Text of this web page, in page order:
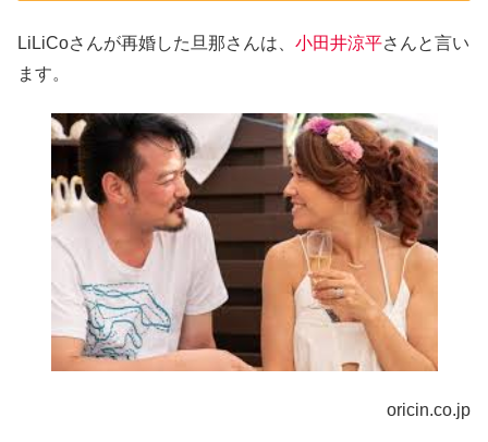
LiLiCoさんが再婚した旦那さんは、 小田井涼平さんと言い
ます。
oricin.co.jp